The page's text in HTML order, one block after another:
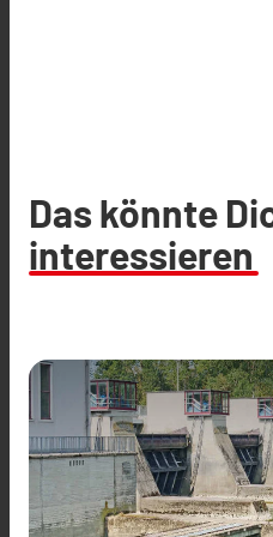
Das könnte
interessieren